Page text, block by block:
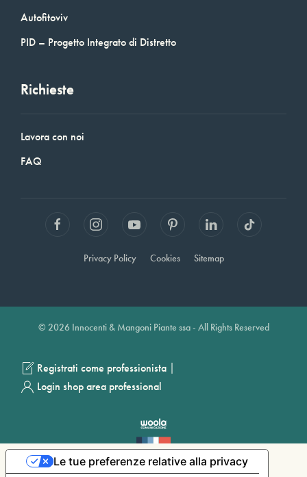
Autofitoviv
PID – Progetto Integrato di Distretto
Richieste
Lavora con noi
FAQ
Privacy Policy Cookies Sitemap
© 2026 Innocenti & Mangoni Piante ssa - All Rights Reserved
Registrati come professionista |
Login shop area professional
Le tue preferenze relative alla privacy